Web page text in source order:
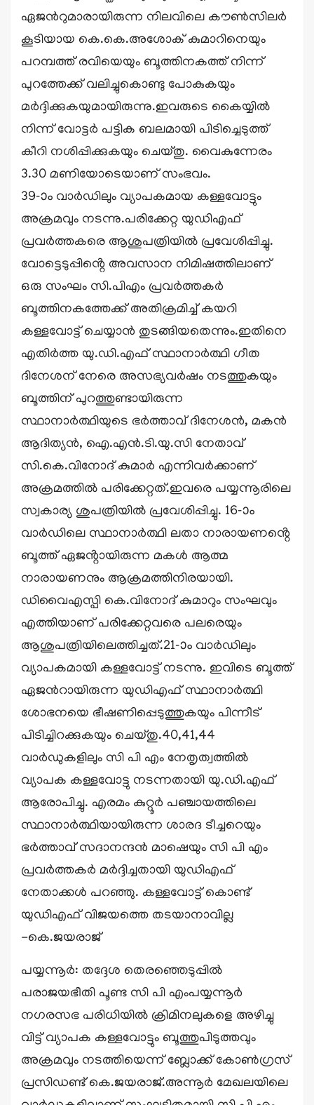
ഏജൻറുമാരായിരുന്ന നിലവിലെ കൗൺസിലർ
കൂടിയായ കെ.കെ.അശോക് കുമാറിനെയും
പറമ്പത്ത് രവിയെയും ബൂത്തിനകത്ത് നിന്ന്
പുറത്തേക്ക് വലിച്ചുകൊണ്ടു പോകുകയും
മർദ്ദിക്കുകയുമായിരുന്നു.ഇവരുടെ കൈയ്യിൽ
നിന്ന് വോട്ടർ പട്ടിക ബലമായി പിടിച്ചെടുത്ത്
കീറി നശിപ്പിക്കുകയും ചെയ്തു. വൈകുന്നേരം
3.30 മണിയോടെയാണ് സംഭവം.
39-ാം വാർഡിലും വ്യാപകമായ കള്ളവോട്ടും
അക്രമവും നടന്നു.പരിക്കേറ്റ യുഡിഎഫ്
പ്രവർത്തകരെ ആശുപത്രിയിൽ പ്രവേശിപ്പിച്ചു.
വോട്ടെടുപ്പിൻ്റെ അവസാന നിമിഷത്തിലാണ്
ഒരു സംഘം സി.പിഎം പ്രവർത്തകർ
ബൂത്തിനകത്തേക്ക് അതിക്രമിച്ച് കയറി
കള്ളവോട്ട് ചെയ്യാൻ തുടങ്ങിയതെന്നും.ഇതിനെ
എതിർത്ത യു.ഡി.എഫ് സ്ഥാനാർത്ഥി ഗീത
ദിനേശന് നേരെ അസഭ്യവർഷം നടത്തുകയും
ബൂത്തിന് പുറത്തുണ്ടായിരുന്ന
സ്ഥാനാർത്ഥിയുടെ ഭർത്താവ് ദിനേശൻ, മകൻ
ആദിത്യൻ, ഐ.എൻ.ടി.യു.സി നേതാവ്
സി.കെ.വിനോദ് കുമാർ എന്നിവർക്കാണ്
അക്രമത്തിൽ പരിക്കേറ്റത്.ഇവരെ പയ്യന്നൂരിലെ
സ്വകാര്യ ശുപത്രിയിൽ പ്രവേശിപ്പിച്ചു. 16-ാം
വാർഡിലെ സ്ഥാനാർത്ഥി ലതാ നാരായണൻ്റെ
ബൂത്ത് ഏജൻ്റായിരുന്ന മകൾ ആത്മ
നാരായണനും ആക്രമത്തിനിരയായി.
ഡിവൈഎസ്പി കെ.വിനോദ് കുമാറും സംഘവും
എത്തിയാണ് പരിക്കേറ്റവരെ പലരെയും
ആശുപത്രിയിലെത്തിച്ചത്.21-ാം വാർഡിലും
വ്യാപകമായി കള്ളവോട്ട് നടന്നു. ഇവിടെ ബൂത്ത്
ഏജൻറായിരുന്ന യുഡിഎഫ് സ്ഥാനാർത്ഥി
ശോഭനയെ ഭീഷണിപ്പെടുത്തുകയും പിന്നീട്
പിടിച്ചിറക്കുകയും ചെയ്തു.40,41,44
വാർഡുകളിലും സി പി എം നേതൃത്വത്തിൽ
വ്യാപക കള്ളവോട്ടു നടന്നതായി യു.ഡി.എഫ്
ആരോപിച്ചു. എരമം കുറ്റൂർ പഞ്ചായത്തിലെ
സ്ഥാനാർത്ഥിയായിരുന്ന ശാരദ ടീച്ചറെയും
ഭർത്താവ് സദാനന്ദൻ മാഷെയും സി പി എം
പ്രവർത്തകർ മർദ്ദിച്ചതായി യുഡിഎഫ്
നേതാക്കൾ പറഞ്ഞു. കള്ളവോട്ട് കൊണ്ട്
യുഡിഎഫ് വിജയത്തെ തടയാനാവില്ല
-കെ.ജയരാജ്
പയ്യന്നൂർ: തദ്ദേശ തെരഞ്ഞെടുപ്പിൽ
പരാജയഭീതി പൂണ്ട സി പി എംപയ്യന്നൂർ
നഗരസഭ പരിധിയിൽ ക്രിമിനലുകളെ അഴിച്ചു
വിട്ട് വ്യാപക കള്ളവോട്ടും ബൂത്തുപിടുത്തവും
അക്രമവും നടത്തിയെന്ന് ബ്ലോക്ക് കോൺഗ്രസ്
പ്രസിഡണ്ട് കെ.ജയരാജ്.അന്നൂർ മേഖലയിലെ